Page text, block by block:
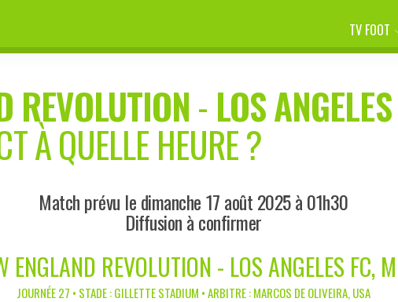
TV FOOT
REVOLUTION- LOS
À QUELLE HEURE ?
Match prévu le dimanche 17 août 2025 à 01h30
Diffusion à confirmer
ENGLAND REVOLUTION - LOS ANGELES FC,
JOURNÉE 27 • STADE : GILLETTE STADIUM • ARBITRE : MARCOS DE OLIVEIRA, USA